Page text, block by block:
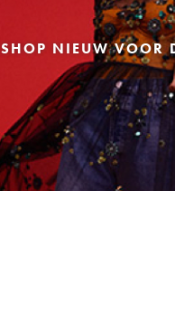
SHOP NIEUW VOOR